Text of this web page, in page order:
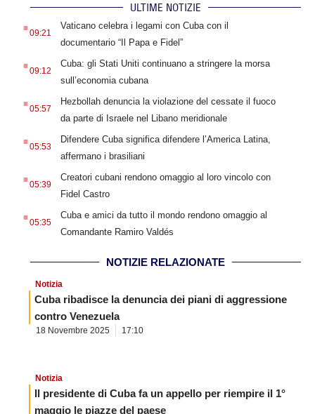
ULTIME NOTIZIE
.09:21
Vaticano celebra i legami con Cuba con il
documentario “Il Papa e Fidel”
.09:12
Cuba: gli Stati Uniti continuano a stringere la morsa
sull’economia cubana
.05:57
Hezbollah denuncia la violazione del cessate il fuoco
da parte di Israele nel Libano meridionale
.05:53
Difendere Cuba significa difendere l’America Latina,
affermano i brasiliani
.05:39
Creatori cubani rendono omaggio al loro vincolo con
Fidel Castro
.05:35
Cuba e amici da tutto il mondo rendono omaggio al
Comandante Ramiro Valdés
NOTIZIE RELAZIONATE
Notizia
Cuba ribadisce la denuncia dei piani di aggressione
contro Venezuela
18 Novembre 2025 17:10
Notizia
Il presidente di Cuba fa un appello per riempire il 1°
maggio le piazze del paese